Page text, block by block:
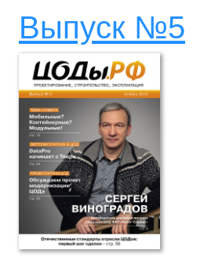
Выпуск №5